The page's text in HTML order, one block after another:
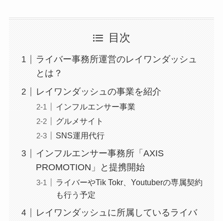
目次
ライバー事務所運営のレイワンダッシュ
とは？
レイワンダッシュの事業を紹介
インフルエンサー事業
グルメサイト
SNS運用代行
インフルエンサー事務所「AXIS
PROMOTION」と提携開始
ライバーやTik Tokr、Youtuberの専属契約
も行う予定
レイワンダッシュに所属しているライバ